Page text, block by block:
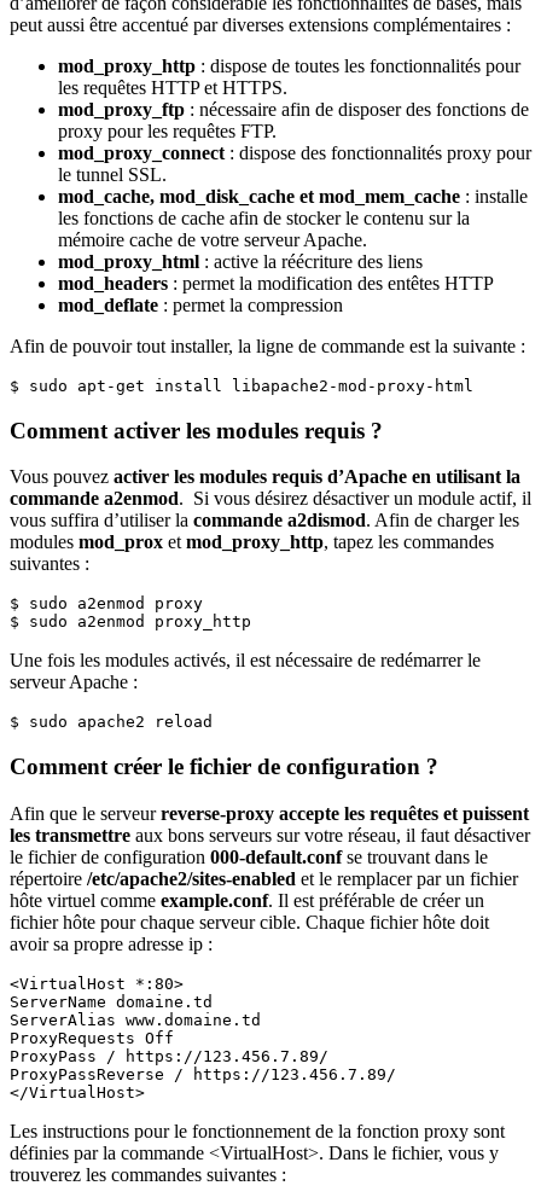
peut aussi être accentué par diverses extensions complémentaires :
mod_proxy_http : dispose de toutes les fonctionnalités pour
les requêtes HTTP et HTTPS.
mod_proxy_ftp : nécessaire afin de disposer des fonctions de
proxy pour les requêtes FTP.
mod_proxy_connect : dispose des fonctionnalités proxy pour
le tunnel SSL.
mod_cache, mod_disk_cache et mod_mem_cache : installe
les fonctions de cache afin de stocker le contenu sur la
mémoire cache de votre serveur Apache.
mod_proxy_html : active la réécriture des liens
mod_headers : permet la modification des entêtes HTTP
mod_deflate : permet la compression
Afin de pouvoir tout installer, la ligne de commande est la suivante :
$ sudo apt-get install libapache2-mod-proxy-html
Comment activer les modules requis ?
Vous pouvez activer les modules requis d’Apache en utilisant la
commande a2enmod. Si vous désirez désactiver un module actif, il
vous suffira d’utiliser la commande a2dismod. Afin de charger les
modules mod_prox et mod_proxy_http, tapez les commandes
suivantes :
$ sudo a2enmod proxy
$ sudo a2enmod proxy_http
Une fois les modules activés, il est nécessaire de redémarrer le
serveur Apache :
$ sudo apache2 reload
Comment créer le fichier de configuration ?
Afin que le serveurreverse-proxy accepte les requêtes et puissent
les transmettre aux bons serveurs sur votre réseau, il faut désactiver
le fichier de configuration 000-default.confse trouvant dans le
répertoire /etc/apache2/sites-enabled et le remplacer par un fichier
hôte virtuel comme example.conf. Il est préférable de créer un
fichier hôte pour chaque serveur cible. Chaque fichier hôte doit
avoir sa propre adresse ip :
<VirtualHost *:80>
ServerName domaine.td
ServerAlias www.domaine.td
ProxyRequests Off
ProxyPass / https://123.456.7.89/
ProxyPassReverse / https://123.456.7.89/
</VirtualHost>
Les instructions pour le fonctionnement de la fonction proxy sont
définies par la commande <VirtualHost>. Dans le fichier, vous y
trouverez les commandes suivantes :